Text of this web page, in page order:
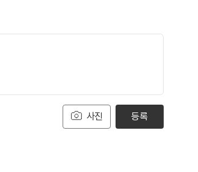
사진 등록